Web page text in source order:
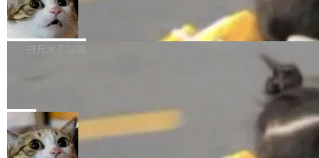
的图像元素不在同一个子树中，则它们将不再关
联 加...
至今）的所有 commit，同样交由 AI 分析提炼。
经过人工复核，准确度令人满意。这一方法也为
社区爱好者提供了高效跟踪新版本的思路。
ebastian Pipping 写在博客里的话。8 月 4 日，
他宣布了一个新消息：从 2026 年 8 月 1 日起，
他可以全职维护 libexpat 了，最长 6 个月。发
库之一。你的操作系统、浏览器、无数的基础设
施软件，很可能都在用它。而过去十年，维护它
的人一直在用业余...
Firefox 153.0.3 发布
Firefox 153.0.3 现已发布，具体更新内容如
下： New Smart Window 包含多项增强功能：
gi?id=2019042">Bug&nbsp;2019042</a>）</l
i> <li>现在，助手可以直接使用 Exa 的网络搜索
结果回答问题，而无需将问题转交给搜索引擎。
白开水不加糖
的 npm 包。项目的核心论点是：容器不适合 Ag
ent 计算。真正适合的，是 Isolate。 Cloudflare
工程师在这件事上没什么可谦虚的——他们用 W
局
OpenAI 公开邮件和聊天记录回应苹果